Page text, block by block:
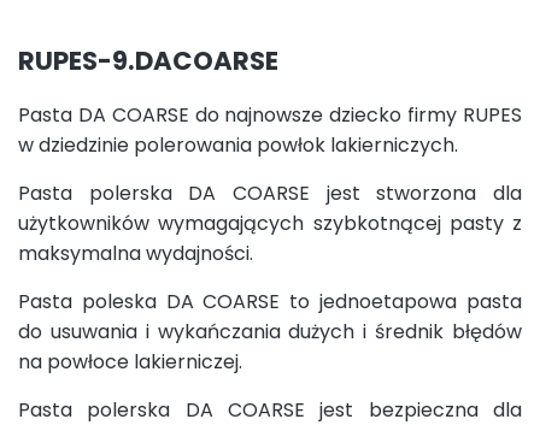
RUPES-9.DACOARSE
Pasta DA COARSE do najnowsze dziecko firmy RUPES
w dziedzinie polerowania powłok lakierniczych.
Pasta polerska DA COARSE jest stworzona dla
użytkowników wymagających szybkotnącej pasty z
maksymalna wydajności.
Pasta poleska DA COARSE to jednoetapowa pasta
do usuwania i wykańczania dużych i średnik błędów
na powłoce lakierniczej.
Pasta polerska DA COARSE jest bezpieczna dla